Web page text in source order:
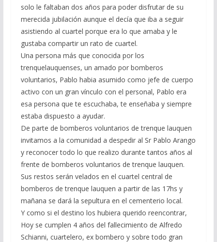
solo le faltaban dos años para poder disfrutar de su
merecida jubilación aunque el decía que iba a seguir
asistiendo al cuartel porque era lo que amaba y le
gustaba compartir un rato de cuartel.
Una persona más que conocida por los
trenquelauquenses, un amado por bomberos
voluntarios, Pablo habia asumido como jefe de cuerpo
activo con un gran vínculo con el personal, Pablo era
esa persona que te escuchaba, te enseñaba y siempre
estaba dispuesto a ayudar.
De parte de bomberos voluntarios de trenque lauquen
invitamos a la comunidad a despedir al Sr Pablo Arango
y reconocer todo lo que realizo durante tantos años al
frente de bomberos voluntarios de trenque lauquen.
Sus restos serán velados en el cuartel central de
bomberos de trenque lauquen a partir de las 17hs y
mañana se dará la sepultura en el cementerio local.
Y como si el destino los hubiera querido reencontrar,
Hoy se cumplen 4 años del fallecimiento de Alfredo
Schianni, cuartelero, ex bombero y sobre todo gran